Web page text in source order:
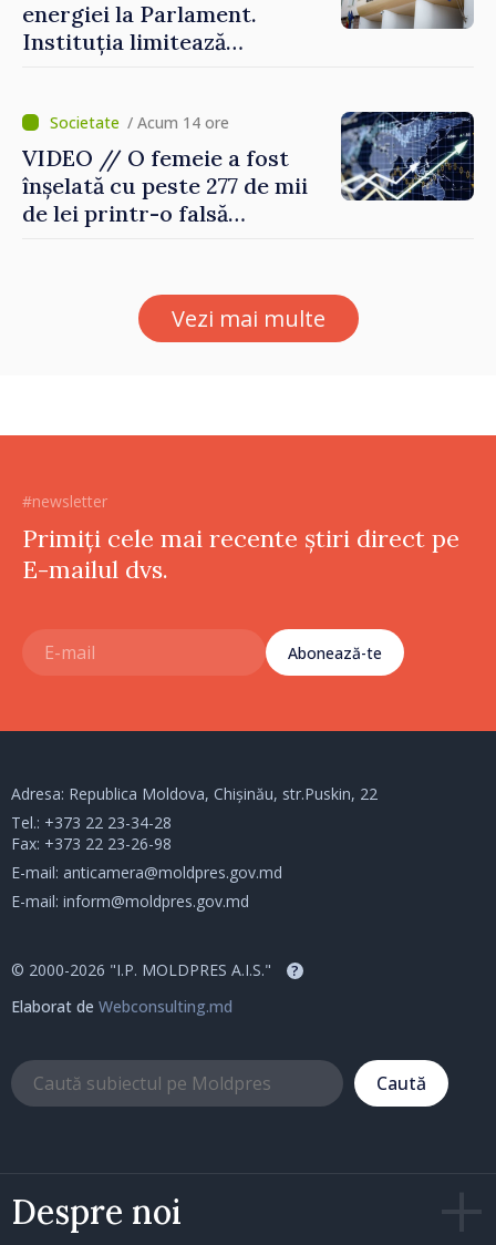
energiei la Parlament.
Instituția limitează
/ Acum 14 ore
VIDEO // O femeie a fost
înșelată cu peste 277 de mii
de lei printr-o falsă
Vezi mai multe
#newsletter
Primiți cele mai recente știri direct pe
E-mailul dvs.
Abonează-te
Despre noi
Adresa: Republica Moldova, Chișinău, str.Puskin, 22
Tel.: +373 22 23-34-28
Fax: +373 22 23-26-98
E-mail: anticamera@moldpres.gov.md
E-mail: inform@moldpres.gov.md
© 2000-2026 "I.P. MOLDPRES A.I.S." ?
Elaborat de Webconsulting.md
Caută